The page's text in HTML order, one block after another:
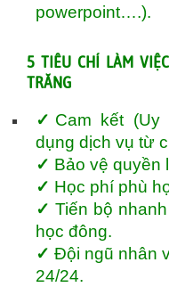
powerpoint….).
5 TIÊU CHÍ LÀM
TRĂNG
✓ Cam kết
dụng dịch vụ từ
✓ Bảo vệ quyền
✓ Học phí phù
✓ Tiến bộ
học đông.
✓ Đội ngũ nhân
24/24.